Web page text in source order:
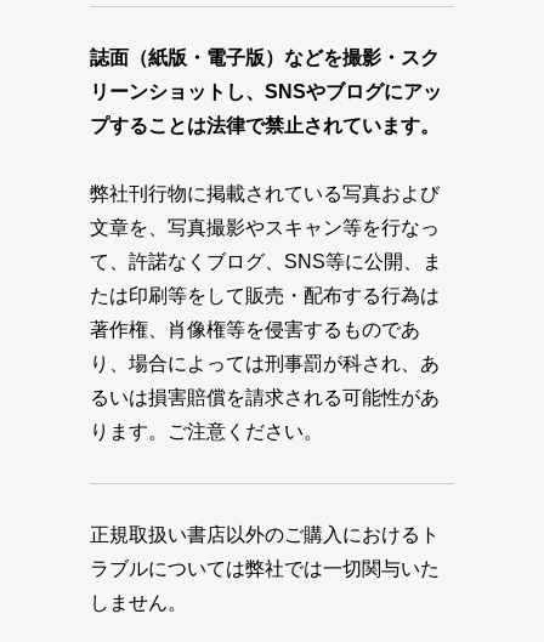
誌面（紙版・電子版）などを撮影・スク
リーンショットし、SNSやブログにアッ
プすることは法律で禁止されています。
弊社刊行物に掲載されている写真および
文章を、写真撮影やスキャン等を行なっ
て、許諾なくブログ、SNS等に公開、ま
たは印刷等をして販売・配布する行為は
著作権、肖像権等を侵害するものであ
り、場合によっては刑事罰が科され、あ
るいは損害賠償を請求される可能性があ
ります。ご注意ください。
正規取扱い書店以外のご購入におけるト
ラブルについては弊社では一切関与いた
しません。